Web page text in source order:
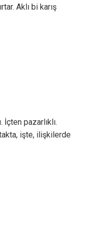
Aklı bi karış
pazarlıklı.
işte, ilişkilerde